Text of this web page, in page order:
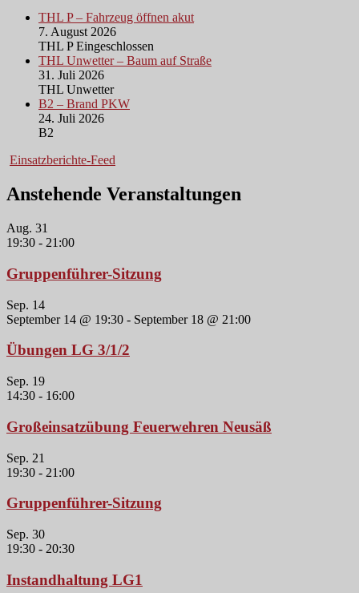
THL P – Fahrzeug öffnen akut
7. August 2026
THL P Eingeschlossen
THL Unwetter – Baum auf Straße
31. Juli 2026
THL Unwetter
B2 – Brand PKW
24. Juli 2026
B2
Einsatzberichte-Feed
Anstehende Veranstaltungen
Aug. 31
19:30 - 21:00
Gruppenführer-Sitzung
Sep. 14
September 14 @ 19:30 - September 18 @ 21:00
Übungen LG 3/1/2
Sep. 19
14:30 - 16:00
Großeinsatzübung Feuerwehren Neusäß
Sep. 21
19:30 - 21:00
Gruppenführer-Sitzung
Sep. 30
19:30 - 20:30
Instandhaltung LG1